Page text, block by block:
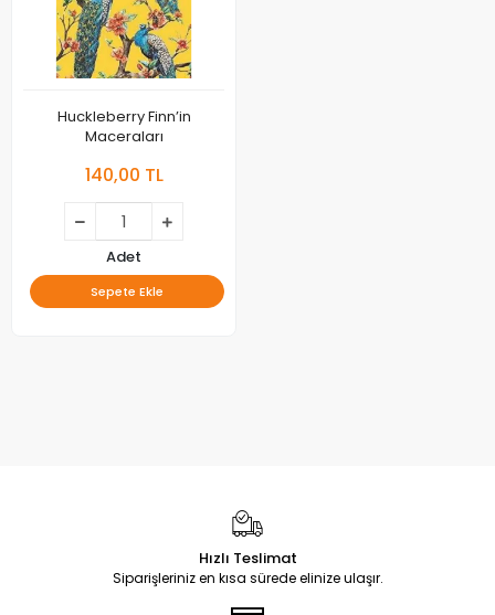
Huckleberry Finn’in
Maceraları
140,00 TL
Adet
Sepete Ekle
Hızlı Teslimat
Siparişleriniz en kısa sürede elinize ulaşır.